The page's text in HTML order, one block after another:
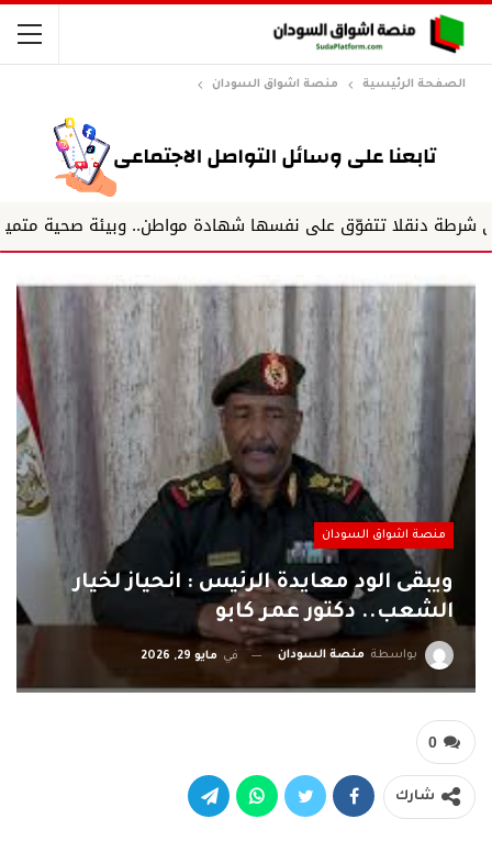
الصفحة الرئيسية منصة اشواق السودان
تتفوّق على نفسها شهادة مواطن.. وبيئة صحية متميزة..
منصة اشواق السودان
ويبقى الود معايدة الرئيس : انحياز لخيار
الشعب.. دكتور عمر كابو
بواسطة منصة السودان في مايو 29, 2026
0
شارك